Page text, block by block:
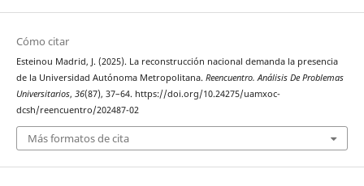
Cómo citar
Esteinou Madrid, J. (2025). La reconstrucción nacional demanda la presencia
de la Universidad Autónoma Metropolitana. Reencuentro. Análisis De Problemas
Universitarios, 36(87), 37–64. https://doi.org/10.24275/uamxoc-
dcsh/reencuentro/202487-02
Más formatos de cita